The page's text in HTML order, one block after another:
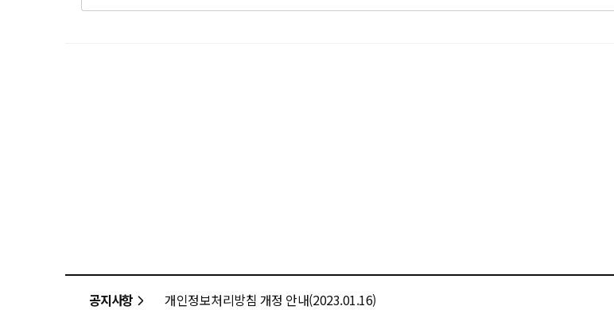
공지사항 개인정보처리방침 개정 안내(2023.01.16)